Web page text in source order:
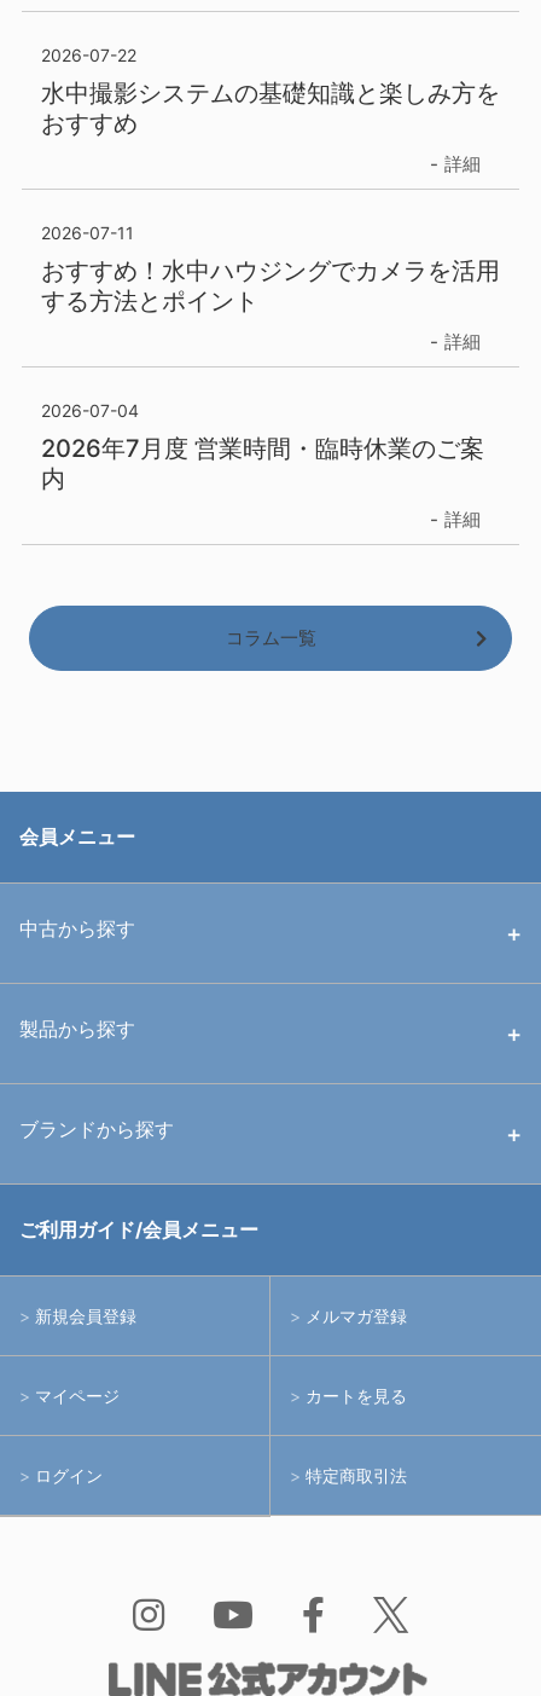
2026-07-22
水中撮影システムの基礎知識と楽しみ方を
おすすめ
詳細
2026-07-11
おすすめ！水中ハウジングでカメラを活用
する方法とポイント
詳細
2026-07-04
2026年7月度 営業時間・臨時休業のご案
内
詳細
コラム一覧
会員メニュー
中古から探す
中古ハウジング
中古アームシステム
製品から探す
ハウジング
ライト
アームシステム
アクションカメラ(GoPro等)
水中用品
ブランドから探す
RGBlue
イノン
ご利用ガイド/会員メニュー
新規会員登録 メルマガ登録
マイページ カートを見る
ログイン 特定商取引法